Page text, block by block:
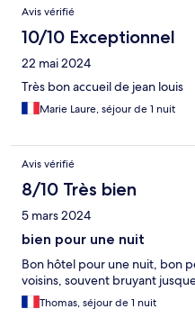
Avis vérifié
10/10 Exceptionnel
22 mai 2024
Très bon accueil de jean louis
Marie Laure, séjour de 1 nuit
Avis vérifié
8/10 Très bien
5 mars 2024
bien pour une nuit
Bon hôtel pour une nuit, bon
voisins, souvent bruyant
Thomas, séjour de 1 nuit